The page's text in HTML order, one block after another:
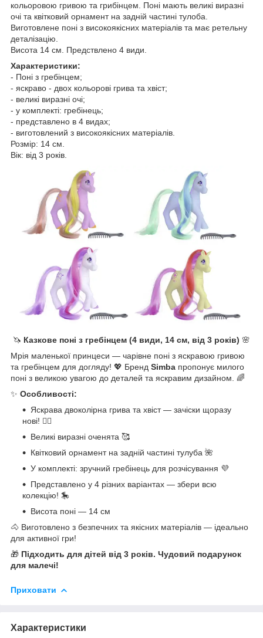
кольоровою гривою та грибінцем. Поні мають великі виразні
очі та квітковий орнамент на задній частині тулоба.
Виготовлене поні з високоякісних матеріалів та має ретельну
деталізацію.
Висота 14 см. Предствлено 4 види.
Характеристики:
- Понi з гребiнцем;
- яскраво - двох кольорові грива та хвіст;
- великі виразні очі;
- у комплекті: гребінець;
- представлено в 4 видах;
- виготовлений з високоякісних матеріалів.
Розмір: 14 см.
Вік: від 3 років.
🦄 Казкове поні з гребінцем (4 види, 14 см, від 3 років) 🌸
Мрія маленької принцеси — чарівне поні з яскравою гривою
та гребінцем для догляду! 💖 Бренд Simba пропонує милого
поні з великою увагою до деталей та яскравим дизайном. 🌈
✨ Особливості:
Яскрава двоколірна грива та хвіст — зачіски щоразу
нові! 💇‍♀️
Великі виразні оченята 🥰
Квітковий орнамент на задній частині тулуба 🌺
У комплекті: зручний гребінець для розчісування 💜
Представлено у 4 різних варіантах — збери всю
колекцію! 🎠
Висота поні — 14 см
🐴 Виготовлено з безпечних та якісних матеріалів — ідеально
для активної гри!
🎁 Підходить для дітей від 3 років. Чудовий подарунок
для малечі!
Приховати
Характеристики